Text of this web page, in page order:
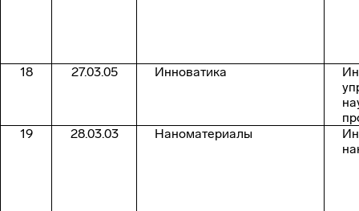
18 27.03.05 Инноватика
19
28.03.03 Наноматериалы